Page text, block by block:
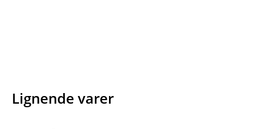
Lignende varer